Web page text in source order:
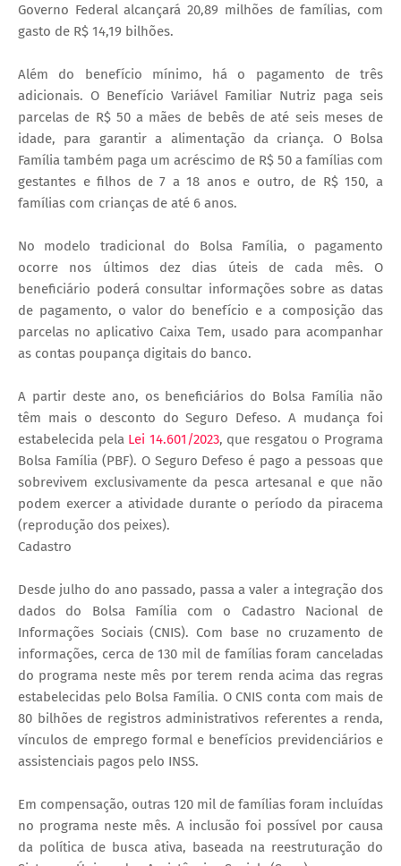
Governo Federal alcançará 20,89 milhões de famílias, com
gasto de R$ 14,19 bilhões.
Além do benefício mínimo, há o pagamento de três
adicionais. O Benefício Variável Familiar Nutriz paga seis
parcelas de R$ 50 a mães de bebês de até seis meses de
idade, para garantir a alimentação da criança. O Bolsa
Família também paga um acréscimo de R$ 50 a famílias com
gestantes e filhos de 7 a 18 anos e outro, de R$ 150, a
famílias com crianças de até 6 anos.
No modelo tradicional do Bolsa Família, o pagamento
ocorre nos últimos dez dias úteis de cada mês. O
beneficiário poderá consultar informações sobre as datas
de pagamento, o valor do benefício e a composição das
parcelas no aplicativo Caixa Tem, usado para acompanhar
as contas poupança digitais do banco.
A partir deste ano, os beneficiários do Bolsa Família não
têm mais o desconto do Seguro Defeso. A mudança foi
estabelecida pela Lei 14.601/2023, que resgatou o Programa
Bolsa Família (PBF). O Seguro Defeso é pago a pessoas que
sobrevivem exclusivamente da pesca artesanal e que não
podem exercer a atividade durante o período da piracema
(reprodução dos peixes).
Cadastro
Desde julho do ano passado, passa a valer a integração dos
dados do Bolsa Família com o Cadastro Nacional de
Informações Sociais (CNIS). Com base no cruzamento de
informações, cerca de 130 mil de famílias foram canceladas
do programa neste mês por terem renda acima das regras
estabelecidas pelo Bolsa Família. O CNIS conta com mais de
80 bilhões de registros administrativos referentes a renda,
vínculos de emprego formal e benefícios previdenciários e
assistenciais pagos pelo INSS.
Em compensação, outras 120 mil de famílias foram incluídas
no programa neste mês. A inclusão foi possível por causa
da política de busca ativa, baseada na reestruturação do